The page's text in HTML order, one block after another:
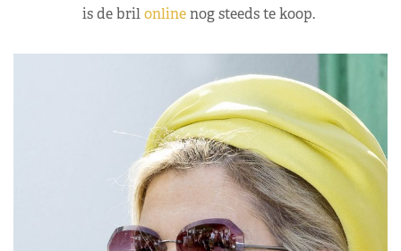
is de brilonlinenog steeds te koop.